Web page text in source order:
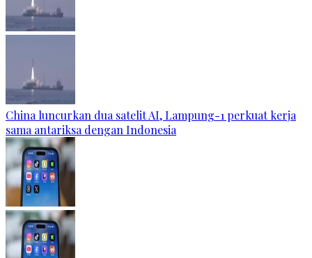
China luncurkan dua satelit AI, Lampung-1 perkuat kerja
sama antariksa dengan Indonesia